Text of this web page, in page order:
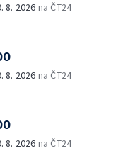
8. 2026 na ČT24
8. 2026 na ČT24
8. 2026 na ČT24